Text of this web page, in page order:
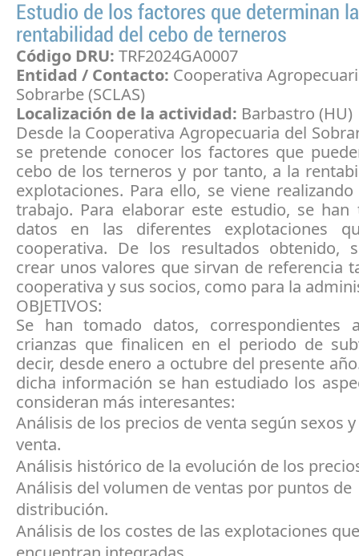
Estudio de los factores que determinan la
rentabilidad del cebo de terneros
Código DRU: TRF2024GA0007
Entidad / Contacto: Cooperativa
Sobrarbe (SCLAS)
Localización de la actividad: Barbastro (HU)
Desde la Cooperativa Agropecuaria del
se pretende conocer los factores que
cebo de los terneros y por tanto, a la
explotaciones. Para ello, se viene
trabajo. Para elaborar este estudio, se han
datos en las diferentes explotaciones
cooperativa. De los resultados obtenido,
crear unos valores que sirvan de referencia
cooperativa y sus socios, como para la
OBJETIVOS:
Se han tomado datos, correspondientes
crianzas que finalicen en el periodo de
decir, desde enero a octubre del presente
dicha información se han estudiado los
consideran más interesantes:
Análisis de los precios de venta según sexos
venta.
Análisis histórico de la evolución de los
Análisis del volumen de ventas por puntos de
distribución.
Análisis de los costes de las explotaciones